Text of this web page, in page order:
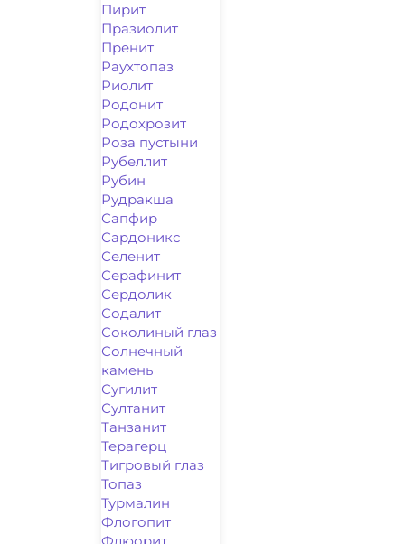
Пирит
Празиолит
Пренит
Раухтопаз
Риолит
Родонит
Родохрозит
Роза пустыни
Рубеллит
Рубин
Рудракша
Сапфир
Сардоникс
Селенит
Серафинит
Сердолик
Содалит
Соколиный глаз
Солнечный
камень
Сугилит
Султанит
Танзанит
Терагерц
Тигровый глаз
Топаз
Турмалин
Флогопит